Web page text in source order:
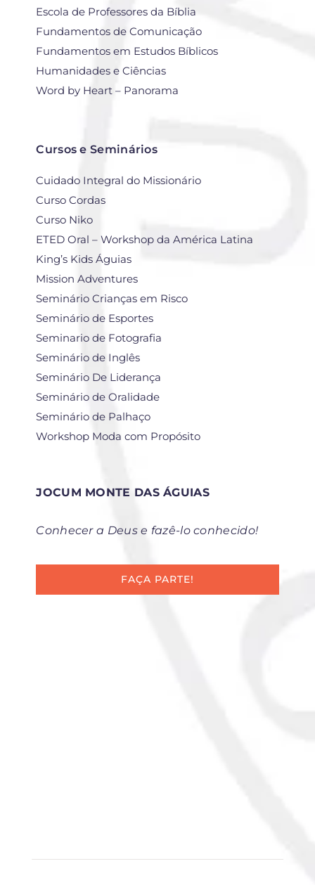
Escola de Professores da Bíblia
Fundamentos de Comunicação
Fundamentos em Estudos Bíblicos
Humanidades e Ciências
Word by Heart – Panorama
Cursos e Seminários
Cuidado Integral do Missionário
Curso Cordas
Curso Niko
ETED Oral – Workshop da América Latina
King’s Kids Águias
Mission Adventures
Seminário Crianças em Risco
Seminário de Esportes
Seminario de Fotografia
Seminário de Inglês
Seminário De Liderança
Seminário de Oralidade
Seminário de Palhaço
Workshop Moda com Propósito
JOCUM MONTE DAS ÁGUIAS
Conhecer a Deus e fazê-lo conhecido!
FAÇA PARTE!